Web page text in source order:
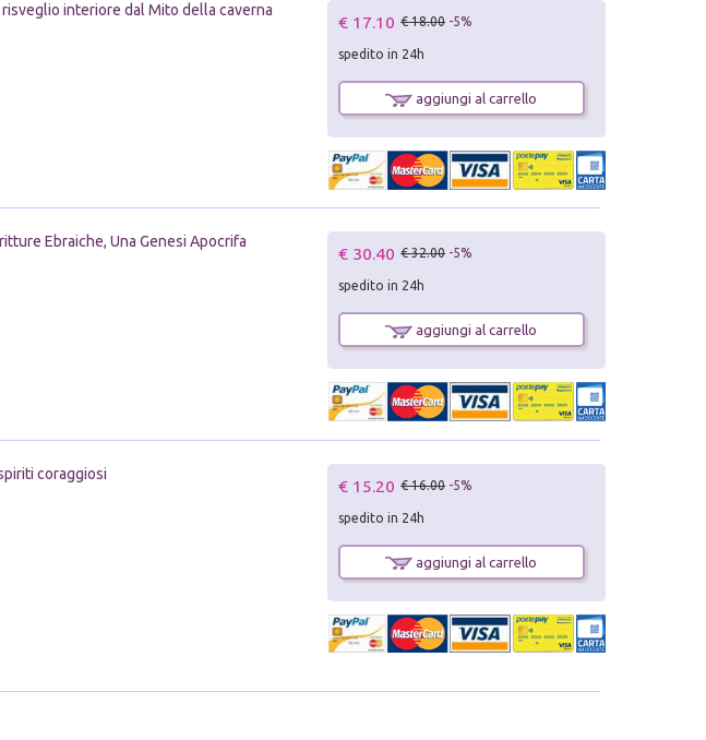
interiore dal Mito della caverna
€ 17.10 € 18.00 -5%
spedito in 24h
aggiungi al carrello
Ebraiche, Una Genesi Apocrifa
€ 30.40 € 32.00 -5%
spedito in 24h
aggiungi al carrello
coraggiosi
€ 15.20 € 16.00 -5%
spedito in 24h
aggiungi al carrello